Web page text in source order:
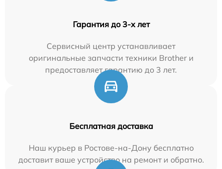
Гарантия до 3-х лет
Сервисный центр устанавливает
оригинальные запчасти техники Brother и
предоставляет гарантию до 3 лет.
Бесплатная доставка
Наш курьер в Ростове-на-Дону бесплатно
доставит ваше устройство на ремонт и обратно.